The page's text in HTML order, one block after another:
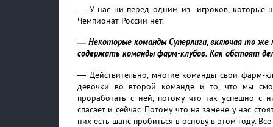
— У нас ни перед одним из игроков, которые
Чемпионат России нет.
— Некоторые команды Суперлиги, включая то же
содержать команды фарм-клубов. Как обстоят
— Действительно, многие команды свои фарм-
девочки во второй команде и то, что мы
проработать с ней, потому что так успешно с
спасает и сейчас. Потому что на замене у нас
них есть шанс пробиться в основу в этом году.